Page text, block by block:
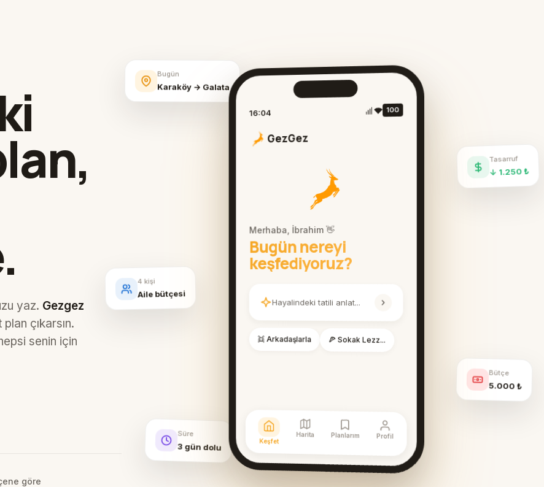
yaz. Gezgez
çıkarsın.
senin için
göre
Bugün
Karaköy → Galata
Tasarruf
↓ 1.250 ₺
Aile bütçesi
Bütçe
5.000 ₺
Süre
3 gün dolu
16:04 100
GezGez
Merhaba, İbrahim 👋
Bugün nereyi
keşfediyoruz?
Hayalindeki tatili anlat...
👯 Arkadaşlarla 🍕 Sokak Lezz...
Keşfet
Harita Planlarım Profil